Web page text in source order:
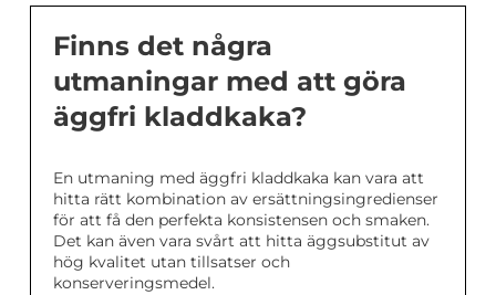
Finns det några
utmaningar med att göra
äggfri kladdkaka?
En utmaning med äggfri kladdkaka kan vara att
hitta rätt kombination av ersättningsingredienser
för att få den perfekta konsistensen och smaken.
Det kan även vara svårt att hitta äggsubstitut av
hög kvalitet utan tillsatser och
konserveringsmedel.